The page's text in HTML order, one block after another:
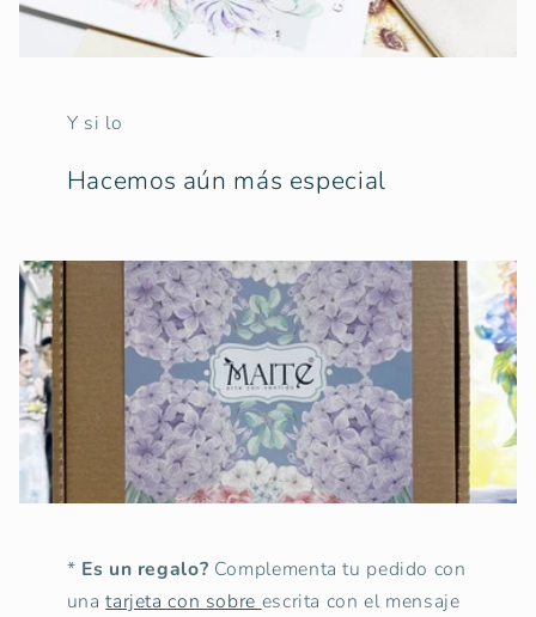
Y si lo
Hacemos aún más especial
* Es un regalo? Complementa tu pedido con
unatarjeta con sobreescrita con el mensaje